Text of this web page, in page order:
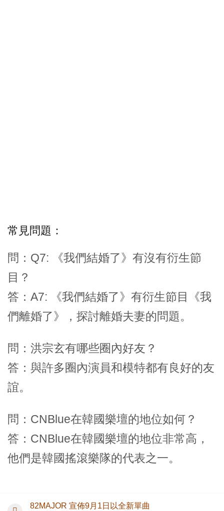
常見問題：
問：Q7: 《我們結婚了》有沒有衍生節
目？
答：A7: 《我們結婚了》有衍生節目《我
們離婚了》，探討離婚夫妻的問題。
問：洪宗玄有哪些圈內好友？
答：與許多圈內演員和模特都有良好的友
誼。
問：CNBlue在韓國樂壇的地位如何？
答：CNBlue在韓國樂壇的地位非常高，
他們是韓國搖滾樂隊的代表之一。
82MAJOR 宣佈9月1日以全新單曲